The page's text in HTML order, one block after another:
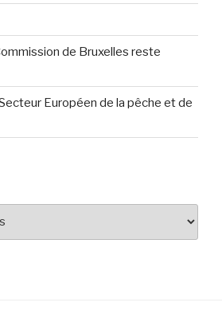
de Bruxelles reste
Européen de la pêche et de